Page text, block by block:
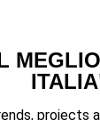
projects